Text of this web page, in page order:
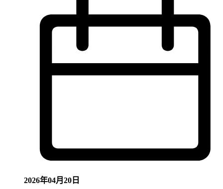
2026年04月20日